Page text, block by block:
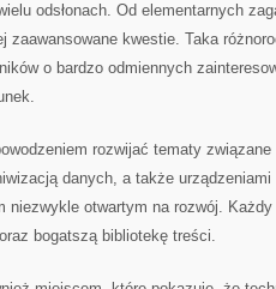
odsłonach. Od elementarnych
zaawansowane kwestie. Taka
o bardzo odmiennych
rozwijać tematy
danych, a także
niezwykle otwartym na rozwój.
bogatszą bibliotekę treści.